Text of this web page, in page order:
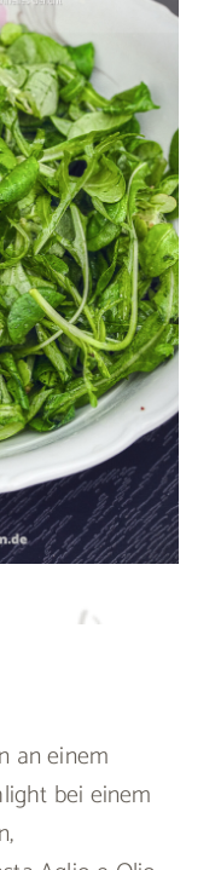
an einem
bei einem